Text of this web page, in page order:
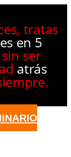
tratas
en 5
sin ser
atrás